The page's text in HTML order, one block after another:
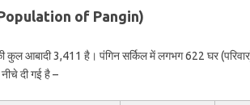
of Pangin)
आबादी 3,411 है। पंगिन सर्किल में लगभग 622 घर
दी गई है –